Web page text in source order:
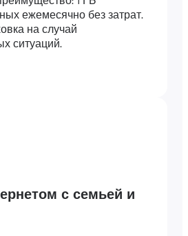
ежемесячно без затрат.
на случай
ситуаций.
с семьей и